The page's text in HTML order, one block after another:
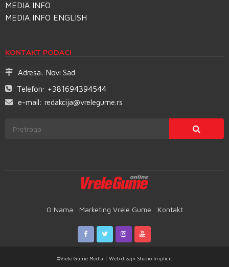
MEDIA INFO
MEDIA INFO ENGLISH
KONTAKT PODACI
Adresa: Novi Sad
Telefon: +381694394544
e-mail: redakcija@vrelegume.rs
O Nama Marketing Vrele Gume Kontakt
©Vrele Gume Media | Web dizajn Studio Implicit